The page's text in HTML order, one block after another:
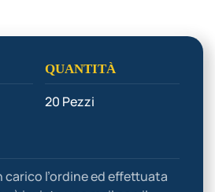
QUANTITÀ
20 Pezzi
carico l’ordine ed effettuata